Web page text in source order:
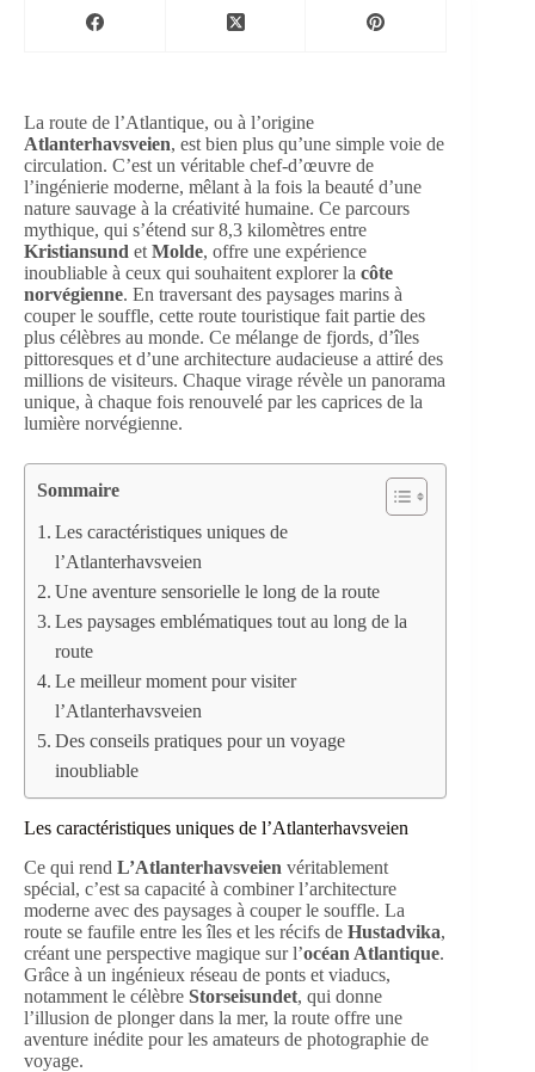
La route de l’Atlantique, ou à l’origine
Atlanterhavsveien, est bien plus qu’une simple voie de
circulation. C’est un véritable chef-d’œuvre de
l’ingénierie moderne, mêlant à la fois la beauté d’une
nature sauvage à la créativité humaine. Ce parcours
mythique, qui s’étend sur 8,3 kilomètres entre
Kristiansund et Molde, offre une expérience
inoubliable à ceux qui souhaitent explorer la côte
norvégienne. En traversant des paysages marins à
couper le souffle, cette route touristique fait partie des
plus célèbres au monde. Ce mélange de fjords, d’îles
pittoresques et d’une architecture audacieuse a attiré des
millions de visiteurs. Chaque virage révèle un panorama
unique, à chaque fois renouvelé par les caprices de la
lumière norvégienne.
Sommaire
Les caractéristiques uniques de
l’Atlanterhavsveien
Une aventure sensorielle le long de la route
Les paysages emblématiques tout au long de la
route
Le meilleur moment pour visiter
l’Atlanterhavsveien
Des conseils pratiques pour un voyage
inoubliable
Les caractéristiques uniques de l’Atlanterhavsveien
Ce qui rend L’Atlanterhavsveien véritablement
spécial, c’est sa capacité à combiner l’architecture
moderne avec des paysages à couper le souffle. La
route se faufile entre les îles et les récifs de Hustadvika,
créant une perspective magique sur l’océan Atlantique.
Grâce à un ingénieux réseau de ponts et viaducs,
notamment le célèbre Storseisundet, qui donne
l’illusion de plonger dans la mer, la route offre une
aventure inédite pour les amateurs de photographie de
voyage.